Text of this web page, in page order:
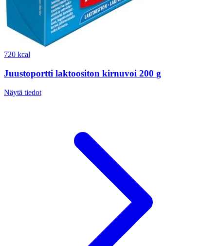
720 kcal
Juustoportti laktoositon kirnuvoi 200 g
Näytä tiedot